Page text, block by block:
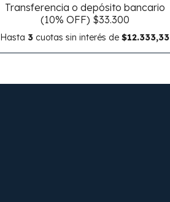
Transferencia o depósito bancario
(10% OFF) $33.300
Hasta 3 cuotas sin interés de $12.333,33